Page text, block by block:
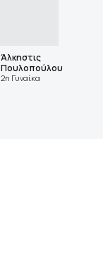
Άλκηστις
Πουλοπούλου
2η Γυναίκα